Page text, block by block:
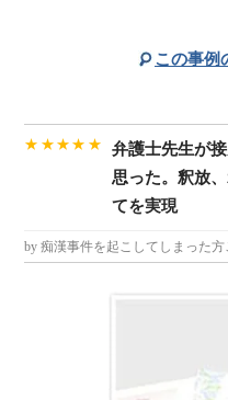
この事例
弁護士先生が
思った。釈放
てを実現
by 痴漢事件を起こしてしまった方
★★★★★